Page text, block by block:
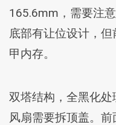
165.6mm，需要注
底部有让位设计，
甲内存。
双塔结构，全黑化
风扇需要拆顶盖。